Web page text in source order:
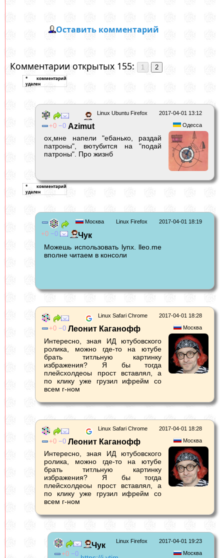
Оставить комментарий
Комментарии открытых 155:
2017-04-01 13:12
Linux Ubuntu Firefox
Одесса
0 0 Azimut
ох,мне напели "ебанько, раздай
патроны", вютубится на "подай
патроны". Про жизнб
2017-04-01 18:19
Linux Firefox
Москва
0 0 Чук
Можешь использовать lynx. lleo.me
вполне читаем в консоли
2017-04-01 18:28
Linux Safari Chrome
Москва
0 0 Леонит Каганофф
Интересно, зная ИД ютубовского
ролика, можно где-то на ютубе
брать титльную картинку
избражения? Я бы тогда
плейсхолдеоы прост вставлял, а
по клику уже грузил ифрейм со
всем г-ном
2017-04-01 18:28
Linux Safari Chrome
Москва
0 0 Леонит Каганофф
Интересно, зная ИД ютубовского
ролика, можно где-то на ютубе
брать титльную картинку
избражения? Я бы тогда
плейсхолдеоы прост вставлял, а
по клику уже грузил ифрейм со
всем г-ном
2017-04-01 19:23
Linux Firefox
Москва
0 0
Чук